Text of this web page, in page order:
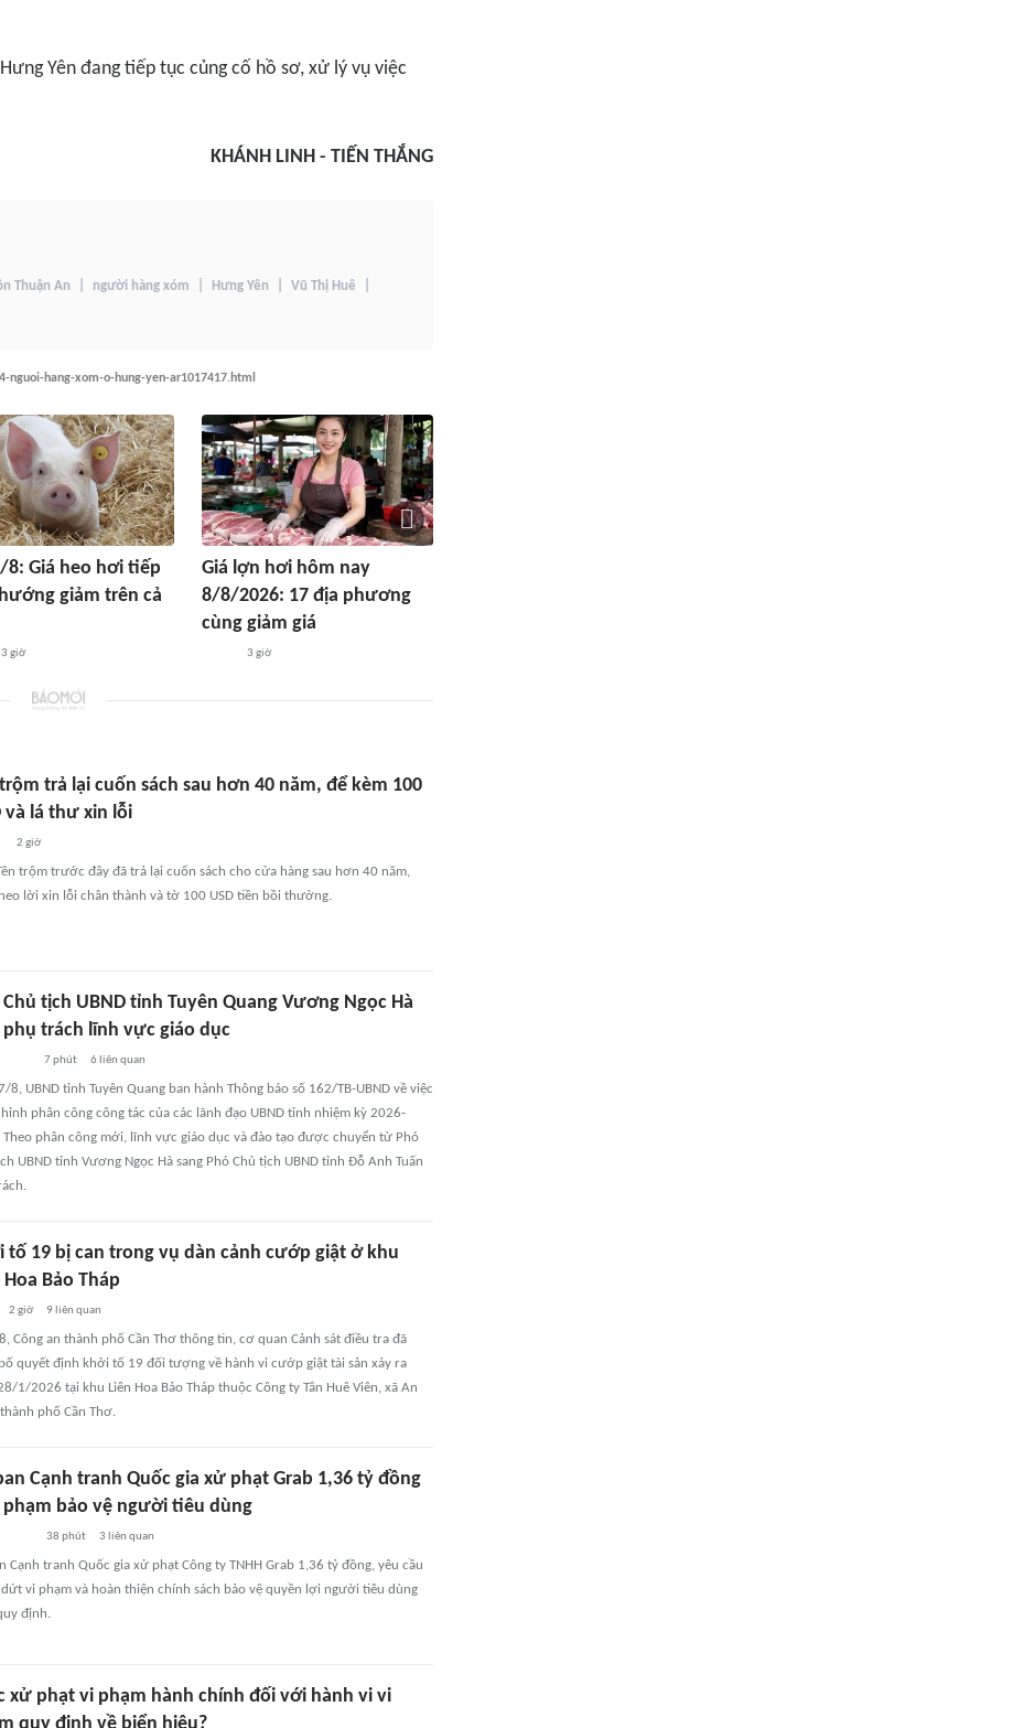
Yên đang tiếp tục củng cố hồ sơ, xử lý vụ việc
KHÁNH LINH - TIẾN THẮNG
Thuận An người hàng xóm Hưng Yên Vũ Thị Huê
hang-xom-o-hung-yen-ar1017417.html
8: Giá heo hơi tiếp
giảm trên cả
3 giờ
Giá lợn hơi hôm nay
8/8/2026: 17 địa phương
cùng giảm giá
3 giờ
trả lại cuốn sách sau hơn 40 năm, để kèm 100
và lá thư xin lỗi
2 giờ
trộm trước đây đã trả lại cuốn sách cho cửa hàng sau hơn 40 năm,
lời xin lỗi chân thành và tờ 100 USD tiền bồi thường.
Chủ tịch UBND tỉnh Tuyên Quang Vương Ngọc Hà
trách lĩnh vực giáo dục
7 phút 6 liên quan
8, UBND tỉnh Tuyên Quang ban hành Thông báo số 162/TB-UBND về việc
phân công công tác của các lãnh đạo UBND tỉnh nhiệm kỳ 2026-
Theo phân công mới, lĩnh vực giáo dục và đào tạo được chuyển từ Phó
UBND tỉnh Vương Ngọc Hà sang Phó Chủ tịch UBND tỉnh Đỗ Anh Tuấn
tố 19 bị can trong vụ dàn cảnh cướp giật ở khu
Hoa Bảo Tháp
2 giờ 9 liên quan
Công an thành phố Cần Thơ thông tin, cơ quan Cảnh sát điều tra đã
quyết định khởi tố 19 đối tượng về hành vi cướp giật tài sản xảy ra
1/2026 tại khu Liên Hoa Bảo Tháp thuộc Công ty Tân Huê Viên, xã An
phố Cần Thơ.
Cạnh tranh Quốc gia xử phạt Grab 1,36 tỷ đồng
phạm bảo vệ người tiêu dùng
38 phút 3 liên quan
Cạnh tranh Quốc gia xử phạt Công ty TNHH Grab 1,36 tỷ đồng, yêu cầu
vi phạm và hoàn thiện chính sách bảo vệ quyền lợi người tiêu dùng
định.
xử phạt vi phạm hành chính đối với hành vi vi